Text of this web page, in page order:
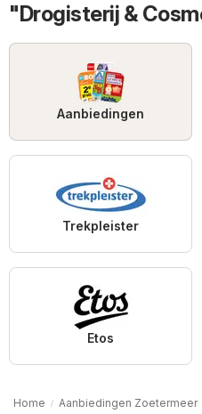
"Drogisterij &
Aanbiedingen
Trekpleister
Etos
Home Aanbiedingen Zoetermeer